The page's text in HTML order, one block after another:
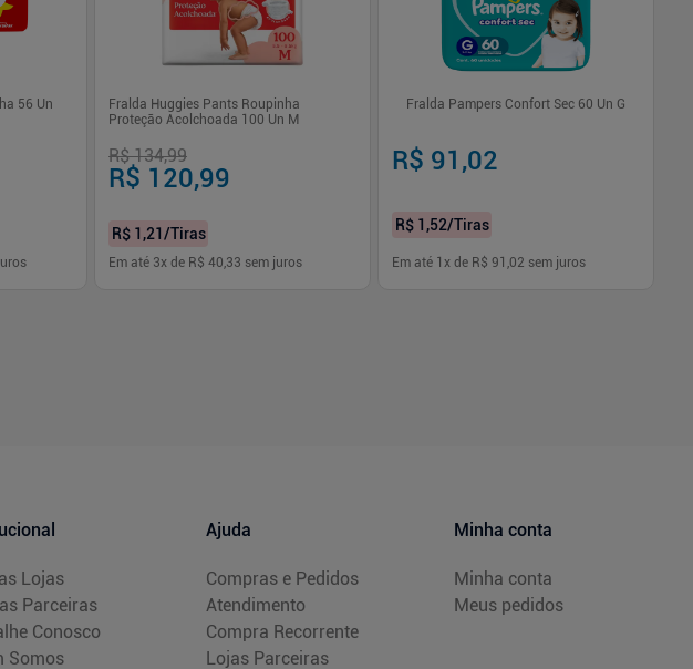
56 Un
Fralda Huggies Pants Roupinha
Proteção Acolchoada 100 Un M
R$ 134,99
R$ 120,99
R$ 1,21/Tiras
Em até 3x de R$ 40,33 sem juros
Fralda Pampers Confort Sec 60 Un G
R$ 91,02
R$ 1,52/Tiras
Em até 1 x de R$ 91,02 sem juros
Lojas
Parceiras
Conosco
Somos
Ajuda
Compras e Pedidos
Atendimento
Compra Recorrente
Lojas Parceiras
Minha conta
Minha conta
Meus pedidos